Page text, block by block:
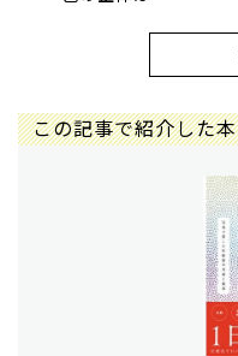
この記事で紹介した本